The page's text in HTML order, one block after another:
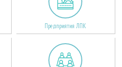
Предприятия ЛПК